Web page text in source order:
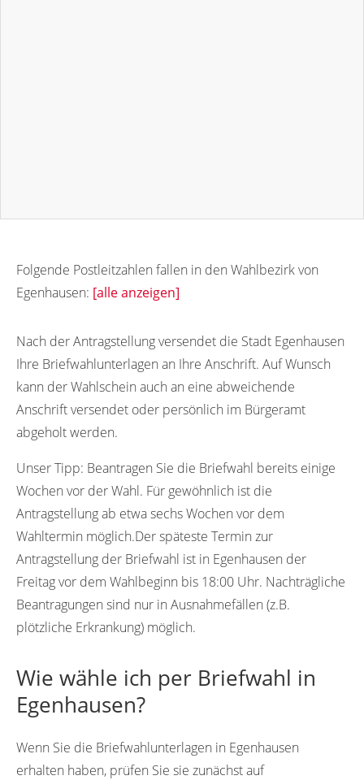
Folgende Postleitzahlen fallen in den Wahlbezirk von
Egenhausen: [alle anzeigen]
Nach der Antragstellung versendet die Stadt Egenhausen
Ihre Briefwahlunterlagen an Ihre Anschrift. Auf Wunsch
kann der Wahlschein auch an eine abweichende
Anschrift versendet oder persönlich im Bürgeramt
abgeholt werden.
Unser Tipp: Beantragen Sie die Briefwahl bereits einige
Wochen vor der Wahl. Für gewöhnlich ist die
Antragstellung ab etwa sechs Wochen vor dem
Wahltermin möglich.Der späteste Termin zur
Antragstellung der Briefwahl ist in Egenhausen der
Freitag vor dem Wahlbeginn bis 18:00 Uhr. Nachträgliche
Beantragungen sind nur in Ausnahmefällen (z.B.
plötzliche Erkrankung) möglich.
Wie wähle ich per Briefwahl in
Egenhausen?
Wenn Sie die Briefwahlunterlagen in Egenhausen
erhalten haben, prüfen Sie sie zunächst auf